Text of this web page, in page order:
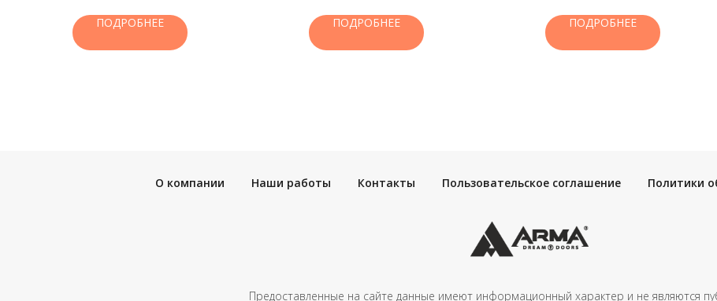
ПОДРОБНЕЕ ПОДРОБНЕЕ ПОДРОБНЕЕ
О компании Наши работы Контакты Пользовательское соглашение Политики
Предоставленные на сайте данные имеют информационный характер и не являются